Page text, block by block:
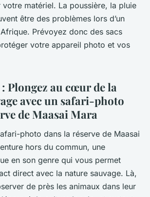
matériel. La poussière, la pluie
être des problèmes lors d’un
Prévoyez donc des sacs
votre appareil photo et vos
Plongez au cœur de la
avec un safari-photo
de Maasai Mara
photo dans la réserve de Maasai
hors du commun, une
en son genre qui vous permet
direct avec la nature sauvage. Là,
de près les animaux dans leur